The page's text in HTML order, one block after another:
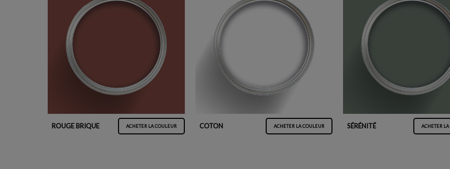
ROUGE BRIQUE ACHETER LA COULEUR COTON ACHETER LA COULEUR SÉRÉNITÉ ACHETER